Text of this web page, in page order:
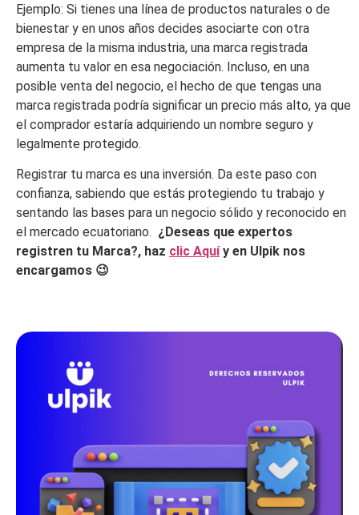
Ejemplo: Si tienes una línea de productos naturales o de
bienestar y en unos años decides asociarte con otra
empresa de la misma industria, una marca registrada
aumenta tu valor en esa negociación. Incluso, en una
posible venta del negocio, el hecho de que tengas una
marca registrada podría significar un precio más alto, ya que
el comprador estaría adquiriendo un nombre seguro y
legalmente protegido.
Registrar tu marca es una inversión. Da este paso con
confianza, sabiendo que estás protegiendo tu trabajo y
sentando las bases para un negocio sólido y reconocido en
el mercado ecuatoriano. ¿Deseas que expertos
registren tu Marca?, haz clic Aquíy en Ulpik nos
encargamos 😉